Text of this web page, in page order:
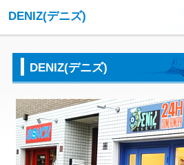
DENIZ(デニズ)
DENIZ(デニズ)